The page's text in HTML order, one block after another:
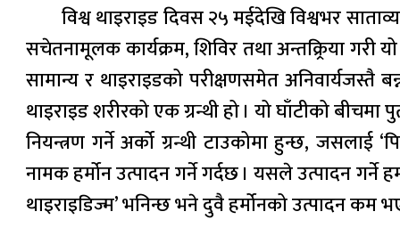
विश्व थाइराइड दिवस २५ मईदेखि विश्वभर
सचेतनामूलक कार्यक्रम, शिविर तथा अन्तक्र्रिया
सामान्य र थाइराइडको परीक्षणसमेत अनिवार्यजस्तै
थाइराइड शरीरको एक ग्रन्थी हो । यो घाँटीको
नियन्त्रण गर्ने अर्को ग्रन्थी टाउकोमा हुन्छ, जसलाई
नामक हर्मोन उत्पादन गर्ने गर्दछ । यसले उत्पादन गर्ने
थाइराइडिज्म’ भनिन्छ भने दुवै हर्मोनको उत्पादन कम